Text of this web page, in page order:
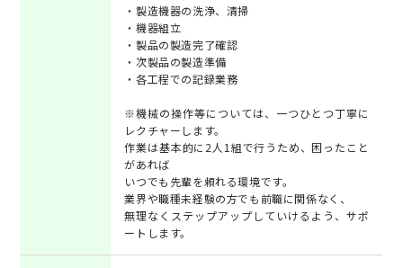
・製造機器の洗浄、清掃
・機器組立
・製品の製造完了確認
・次製品の製造準備
・各工程での記録業務
※機械の操作等については、一つひとつ丁寧に
レクチャーします。
作業は基本的に2人1組で行うため、困ったこと
があれば
いつでも先輩を頼れる環境です。
業界や職種未経験の方でも前職に関係なく、
無理なくステップアップしていけるよう、サポ
ートします。